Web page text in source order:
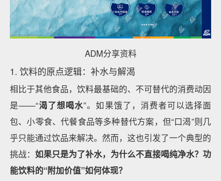
ADM分享资料
1. 饮料的原点逻辑：补水与解渴
相比于其他食品，饮料最基础的、不可替代的消费动因
是——“渴了想喝水”。如果饿了，消费者可以选择面
包、小零食、代餐食品等多种替代方案，但“口渴”则几
乎只能通过饮品来解决。然而，这也引发了一个典型的
挑战： 如果只是为了补水，为什么不直接喝纯净水？功
能饮料的“附加价值”如何体现？